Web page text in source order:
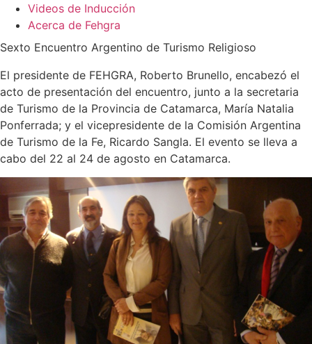
Videos de Inducción
Acerca de Fehgra
Sexto Encuentro Argentino de Turismo Religioso
El presidente de FEHGRA, Roberto Brunello, encabezó el
acto de presentación del encuentro, junto a la secretaria
de Turismo de la Provincia de Catamarca, María Natalia
Ponferrada; y el vicepresidente de la Comisión Argentina
de Turismo de la Fe, Ricardo Sangla. El evento se lleva a
cabo del 22 al 24 de agosto en Catamarca.